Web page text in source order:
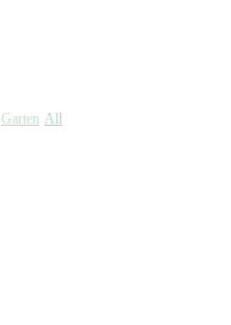
Garten All